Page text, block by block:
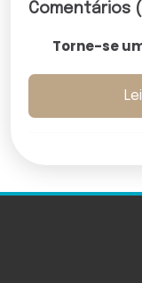
Comentários
Torne-se